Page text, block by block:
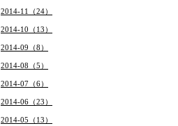
2014-11（24）
2014-10（13）
2014-09（8）
2014-08（5）
2014-07（6）
2014-06（23）
2014-05（13）